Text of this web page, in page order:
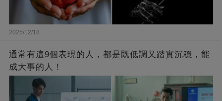
2025/12/18
通常有這9個表現的人，都是既低調又踏實沉穩，能
成大事的人！